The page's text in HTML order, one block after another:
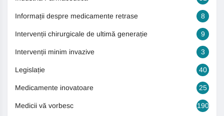
Informații despre medicamente retrase 8
Intervenții chirurgicale de ultimă generație 9
Intervenții minim invazive 3
Legislație 40
Medicamente inovatoare 25
Medicii vă vorbesc 190